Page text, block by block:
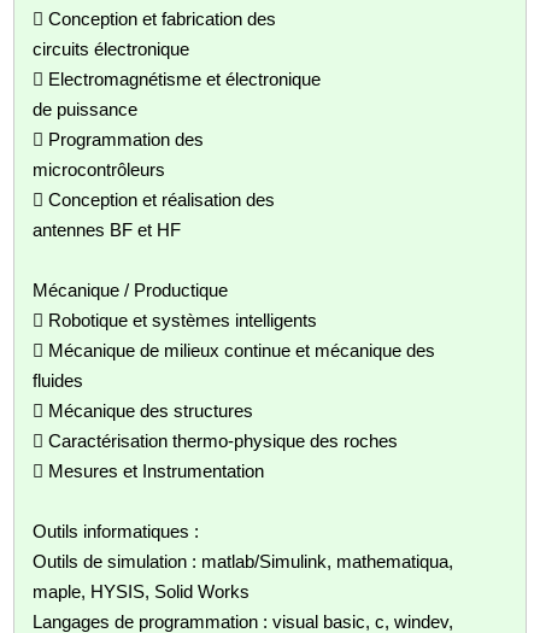
 Conception et fabrication des
circuits électronique
 Electromagnétisme et électronique
de puissance
 Programmation des
microcontrôleurs
 Conception et réalisation des
antennes BF et HF
Mécanique / Productique
 Robotique et systèmes intelligents
 Mécanique de milieux continue et mécanique des
fluides
 Mécanique des structures
 Caractérisation thermo-physique des roches
 Mesures et Instrumentation
Outils informatiques :
Outils de simulation : matlab/Simulink, mathematiqua,
maple, HYSIS, Solid Works
Langages de programmation : visual basic, c, windev,